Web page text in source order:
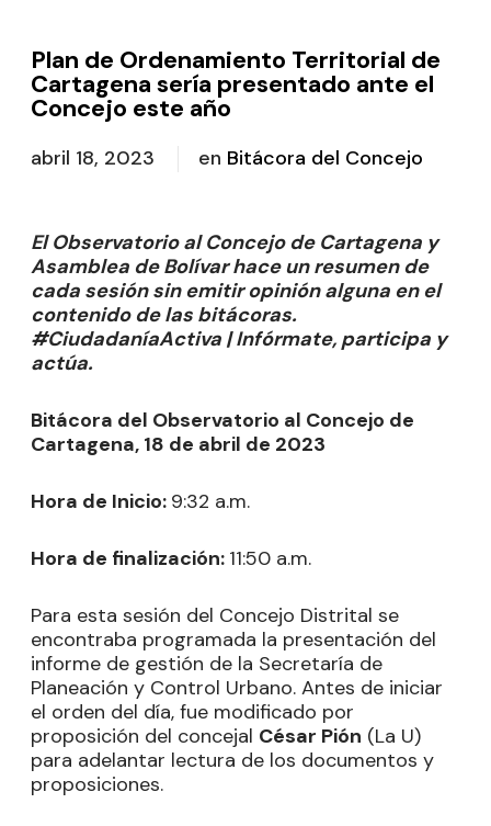
Plan de Ordenamiento Territorial de
Cartagena sería presentado ante el
Concejo este año
abril 18, 2023 en Bitácora del Concejo
El Observatorio al Concejo de Cartagena y
Asamblea de Bolívar hace un resumen de
cada sesión sin emitir opinión alguna en el
contenido de las bitácoras.
#CiudadaníaActiva | Infórmate, participa y
actúa.
Bitácora del Observatorio al Concejo de
Cartagena, 18 de abril de 2023
Hora de Inicio: 9:32 a.m.
Hora de finalización: 11:50 a.m.
Para esta sesión del Concejo Distrital se
encontraba programada la presentación del
informe de gestión de la Secretaría de
Planeación y Control Urbano. Antes de iniciar
el orden del día, fue modificado por
proposición del concejal César Pión (La U)
para adelantar lectura de los documentos y
proposiciones.